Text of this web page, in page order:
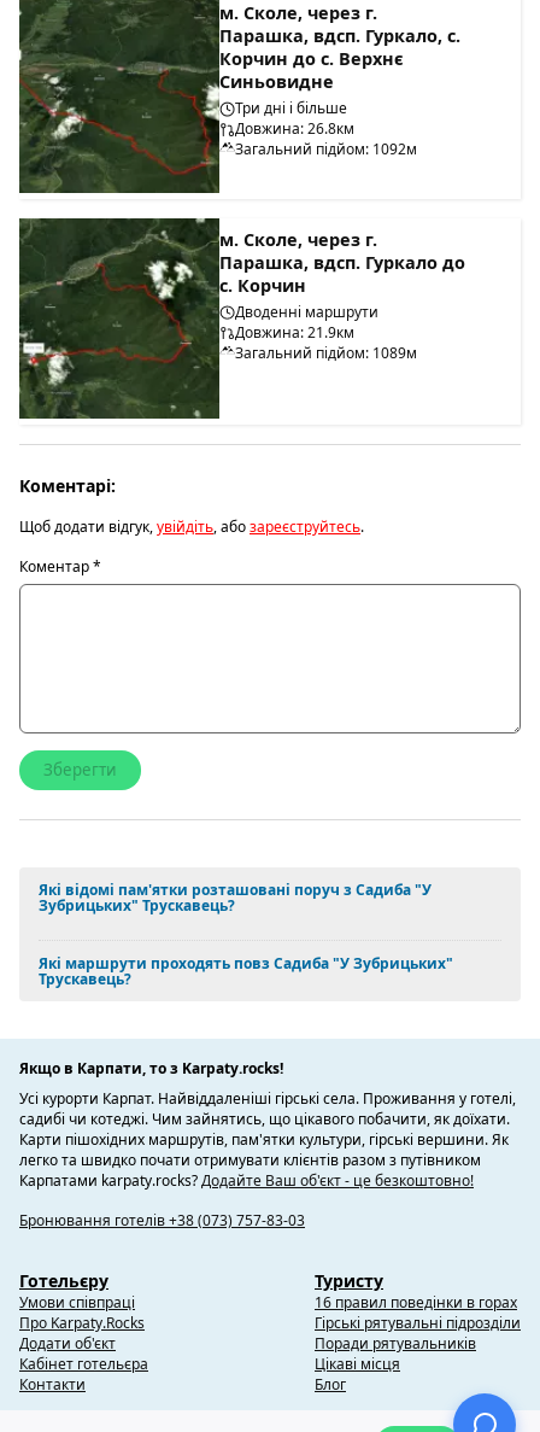
м. Сколе, через г.
Парашка, вдсп. Гуркало, с.
Корчин до с. Верхнє
Синьовидне
Три дні і більше
Довжина: 26.8км
Загальний підйом: 1092м
м. Сколе, через г.
Парашка, вдсп. Гуркало до
с. Корчин
Дводенні маршрути
Довжина: 21.9км
Загальний підйом: 1089м
Коментарі:
Щоб додати відгук,увійдіть, абозареєструйтесь.
Коментар*
Які відомі пам'ятки розташовані поруч з Садиба "У
Зубрицьких" Трускавець?
Які маршрути проходять повз Садиба "У Зубрицьких"
Трускавець?
Якщо в Карпати, то з Karpaty.rocks!
Усі курорти Карпат. Найвіддаленіші гірські села. Проживання у готелі,
садибі чи котеджі. Чим зайнятись, що цікавого побачити, як доїхати.
Карти пішохідних маршрутів, пам'ятки культури, гірські вершини. Як
легко та швидко почати отримувати клієнтів разом з путівником
Карпатами karpaty.rocks?Додайте Ваш об'єкт - це безкоштовно!
Бронювання готелів +38 (073) 757-83-03
Готельєру
Умови співпраці
Про Karpaty.Rocks
Додати об'єкт
Кабінет готельєра
Контакти
Туристу
16 правил поведінки в горах
Гірські рятувальні підрозділи
Поради рятувальників
Цікаві місця
Блог